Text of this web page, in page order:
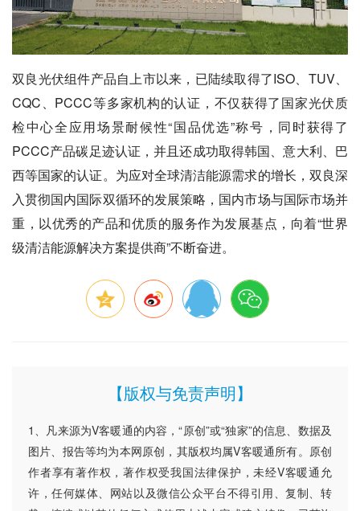
双良光伏组件产品自上市以来，已陆续取得了ISO、TUV、
CQC、PCCC等多家机构的认证，不仅获得了国家光伏质
检中心全应用场景耐候性“国品优选”称号，同时获得了
PCCC产品碳足迹认证，并且还成功取得韩国、意大利、巴
西等国家的认证。为应对全球清洁能源需求的增长，双良深
入贯彻国内国际双循环的发展策略，国内市场与国际市场并
重，以优秀的产品和优质的服务作为发展基点，向着“世界
级清洁能源解决方案提供商”不断奋进。
【版权与免责声明】
1、凡来源为V客暖通的内容，“原创”或“独家”的信息、数据及
图片、报告等均为本网原创，其版权均属V客暖通所有。原创
作者享有著作权，著作权受我国法律保护，未经V客暖通允
许，任何媒体、网站以及微信公众平台不得引用、复制、转